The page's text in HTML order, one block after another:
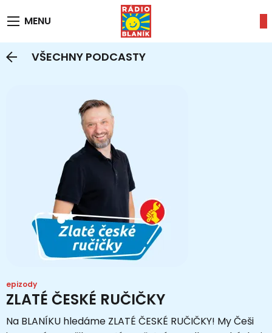
MENU
VŠECHNY PODCASTY
epizody
ZLATÉ ČESKÉ RUČIČKY
Na BLANÍKU hledáme ZLATÉ ČESKÉ RUČIČKY! My Češi